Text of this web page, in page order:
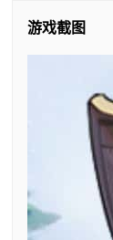
游戏截图